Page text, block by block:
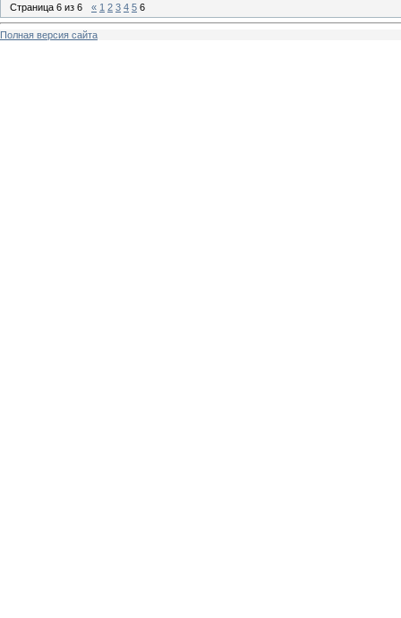
Страница 6 из 6 « 1 2 3 4 5 6
Полная версия сайта